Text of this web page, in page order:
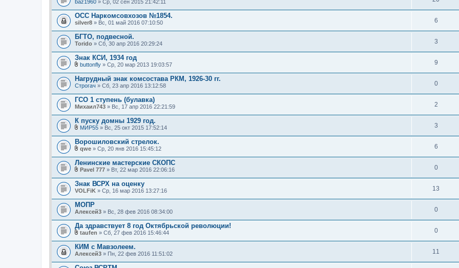
ж
е
н
и
baz1960 » Ср, 02 сен 2015 21:42:11
ОСС Наркомсовхозов №1854.
silver8 » Вс, 01 май 2016 07:10:50 6
БГТО, подвесной.
Torido » Сб, 30 апр 2016 20:29:24 3
Знак КСИ, 1934 год
л
о
ж
е
н
и
buttonfly » Ср, 20 мар 2013 19:03:57 9
Нагрудный знак комсостава РКМ, 1926-30 гг.
Строгач » Сб, 23 апр 2016 13:12:58 0
ГСО 1 ступень (булавка)
Михаил743 » Вс, 17 апр 2016 22:21:59 2
К пуску домны 1929 год.
л
о
ж
е
н
и
МИР55 » Вс, 25 окт 2015 17:52:14 3
Ворошиловский стрелок.
л
о
ж
е
н
и
qwe » Ср, 20 янв 2016 15:45:12 6
Ленинские мастерские СКОПС
л
о
ж
е
н
и
Pavel 777 » Вт, 22 мар 2016 22:06:16 0
Знак ВСРХ на оценку
VOLFiK » Ср, 16 мар 2016 13:27:16 13
МОПР
Алексей3 » Вс, 28 фев 2016 08:34:00 0
Да здравствует 8 год Октябрьской революции!
л
о
ж
е
taufen » Сб, 27 фев 2016 15:46:44 0
КИМ с Мавзолеем.
Алексей3 » Пн, 22 фев 2016 11:51:02 11